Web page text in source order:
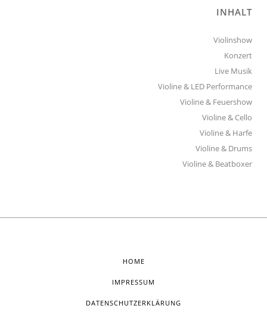
INHALT
Violinshow
Konzert
Live Musik
Violine & LED Performance
Violine & Feuershow
Violine & Cello
Violine & Harfe
Violine & Drums
Violine & Beatboxer
HOME
IMPRESSUM
DATENSCHUTZERKLÄRUNG